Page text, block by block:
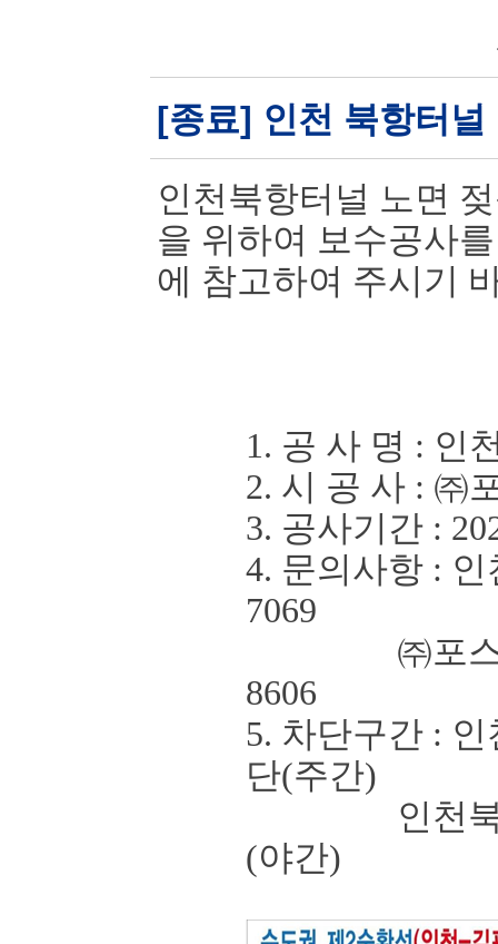
[종료] 인천 북항터
인천북항터널 노면
을 위하여 보수공사
에 참고하여 주시기
1. 공 사 명 : 인
2. 시 공 사 : ㈜
3. 공사기간 :
4. 문의사항 :
7069
㈜포
8606
5. 차단구간 :
단(주간)
인천북항
(야간)